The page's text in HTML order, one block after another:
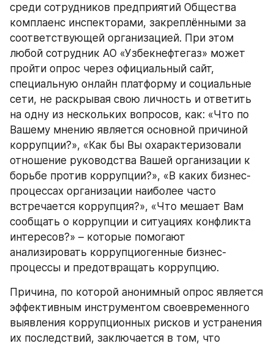
среди сотрудников предприятий Общества
комплаенс инспекторами, закреплёнными за
соответствующей организацией. При этом
любой сотрудник АО «Узбекнефтегаз» может
пройти опрос через официальный сайт,
специальную онлайн платформу и социальные
сети, не раскрывая свою личность и ответить
на одну из нескольких вопросов, как: «Что по
Вашему мнению является основной причиной
коррупции?», «Как бы Вы охарактеризовали
отношение руководства Вашей организации к
борьбе против коррупции?», «В каких бизнес-
процессах организации наиболее часто
встречается коррупция?», «Что мешает Вам
сообщать о коррупции и ситуациях конфликта
интересов?» – которые помогают
анализировать коррупциогенные бизнес-
процессы и предотвращать коррупцию.
Причина, по которой анонимный опрос является
эффективным инструментом своевременного
выявления коррупционных рисков и устранения
их последствий, заключается в том, что